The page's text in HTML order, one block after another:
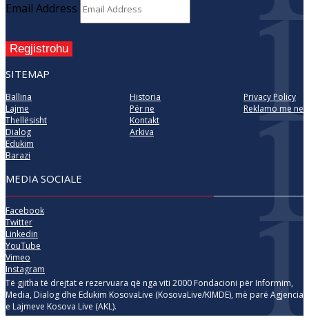
Email Address
Regjistrohu
SITEMAP
Ballina
Lajme
Thellësisht
Dialog
Edukim
Barazi
Historia
Për ne
Kontakt
Arkiva
Privacy Policy
Reklamo me ne
MEDIA SOCIALE
Facebook
Twitter
Linkedin
YouTube
Vimeo
Instagram
Të gjitha të drejtat e rezervuara që nga viti 2000 Fondacioni për Informim,
Media, Dialog dhe Edukim KosovaLive (KosovaLive/KIMDE), më parë Agjencia
e Lajmeve Kosova Live (AKL).